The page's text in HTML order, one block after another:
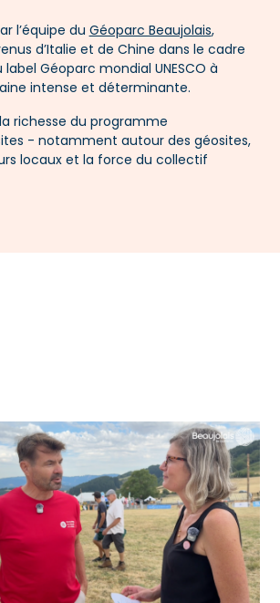
l’équipe du Géoparc Beaujolais,
d’Italie et de Chine dans le cadre
Géoparc mondial UNESCO à
intense et déterminante.
richesse du programme
- notamment autour des géosites,
locaux et la force du collectif